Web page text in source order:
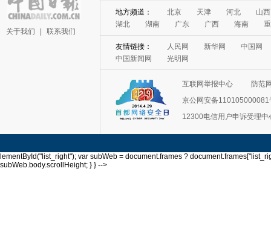
关于我们 联系我们
互联网举报中心
防范
京公网安备110105000081
12300电信用户申诉受理中
lementById("list_right"); var subWeb = document.frames ?
subWeb.body.scrollHeight; } } -->